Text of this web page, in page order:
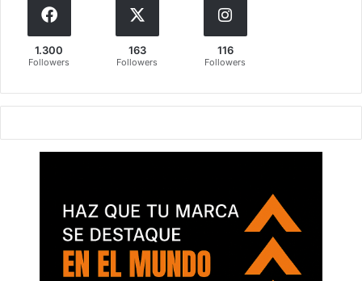
1.300
Followers
163
Followers
116
Followers